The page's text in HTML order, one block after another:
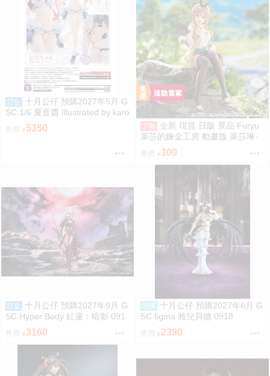
訂金 十月公仔 預購2027年5月 G
SC 1/6 夏音醬 Illustrated by karo
ry 09185350 下殺
全新 現貨 日版 景品 Furyu
萊莎的鍊金工房 動畫版 萊莎琳·
斯托特 泡麵蓋 萊莎
300
訂金 十月公仔 預購2027年9月 G
SC Hyper Body 紅蓮：暗影 091
售價 3160
預購
十月公仔 預購2027年6月 G
SC figma 雅兒貝德 0918
售價 2390